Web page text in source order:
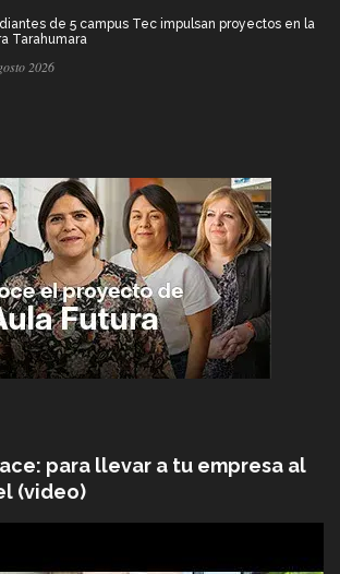
de 5 campus Tec impulsan proyectos en la
Tarahumara
2026
para llevar a tu empresa al
(video)